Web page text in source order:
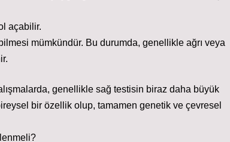
açabilir.
mümkündür. Bu durumda, genellikle ağrı veya
genellikle sağ testisin biraz daha büyük
bir özellik olup, tamamen genetik ve çevresel